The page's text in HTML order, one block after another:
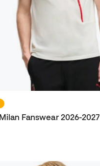
Fanswear 2026-2027